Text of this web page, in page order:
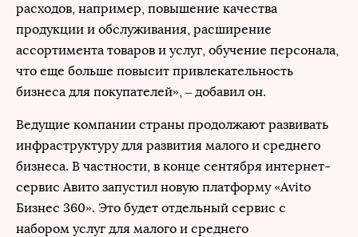
расходов, например, повышение качества
продукции и обслуживания, расширение
ассортимента товаров и услуг, обучение персонала,
что еще больше повысит привлекательность
бизнеса для покупателей», – добавил он.
Ведущие компании страны продолжают развивать
инфраструктуру для развития малого и среднего
бизнеса. В частности, в конце сентября интернет-
сервис Авито запустил новую платформу «Avito
Бизнес 360». Это будет отдельный сервис с
набором услуг для малого и среднего